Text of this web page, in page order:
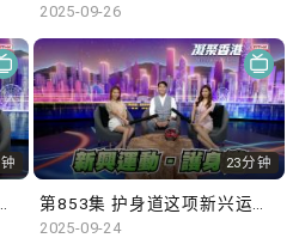
2025-09-26
赛，挑战运动员的操控能力。
23分钟
第853集 护身道这项新兴运动，使用软海绵武器学习武士道和武德，齐来了解更多！
2025-09-24